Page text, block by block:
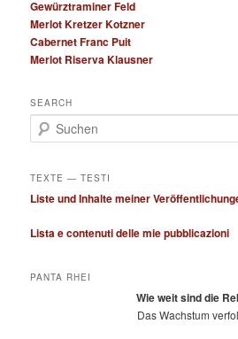
Gewürztraminer Feld
Merlot Kretzer Kotzner
Cabernet Franc Puit
Merlot Riserva Klausner
SEARCH
u
h
n
TEXTE — TESTI
Liste und Inhalte meiner
Lista e contenuti delle mie pubblicazioni
PANTA RHEI
Wie weit sind die
Das Wachstum